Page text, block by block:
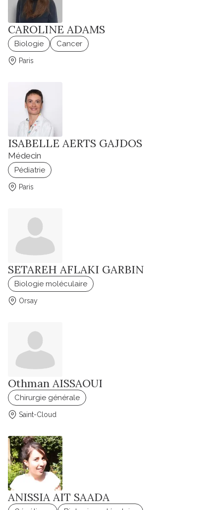
CAROLINE ADAMS
Biologie Cancer
Paris
ISABELLE AERTS GAJDOS
Médecin
Pédiatrie
Paris
SETAREH AFLAKI GARBIN
Biologie moléculaire
Orsay
Othman AISSAOUI
Chirurgie générale
Saint-Cloud
ANISSIA AIT SAADA